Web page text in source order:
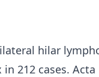
hilar
212 cases. Acta